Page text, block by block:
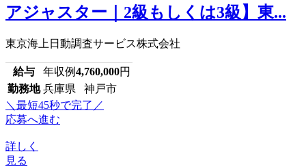
アジャスター｜2級もしくは3級】東...
東京海上日動調査サービス株式会社
給与 年収例4,760,000円
勤務地 兵庫県 神戸市
＼最短45秒で完了／
応募へ進む
詳しく
見る